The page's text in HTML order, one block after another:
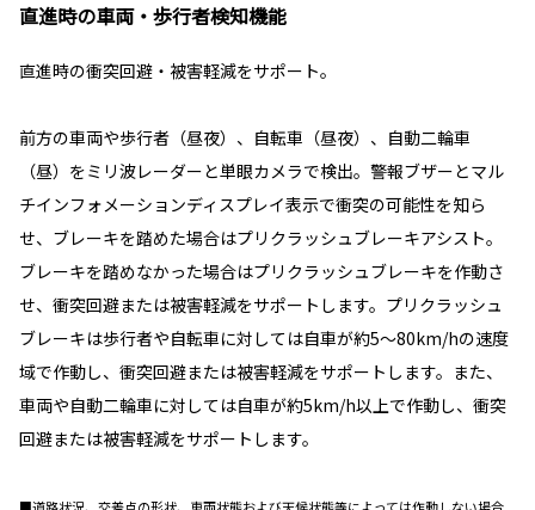
直進時の車両・歩行者検知機能
直進時の衝突回避・被害軽減をサポート。
前方の車両や歩行者（昼夜）、自転車（昼夜）、自動二輪車
（昼）をミリ波レーダーと単眼カメラで検出。警報ブザーとマル
チインフォメーションディスプレイ表示で衝突の可能性を知ら
せ、ブレーキを踏めた場合はプリクラッシュブレーキアシスト。
ブレーキを踏めなかった場合はプリクラッシュブレーキを作動さ
せ、衝突回避または被害軽減をサポートします。プリクラッシュ
ブレーキは歩行者や自転車に対しては自車が約5〜80km/hの速度
域で作動し、衝突回避または被害軽減をサポートします。また、
車両や自動二輪車に対しては自車が約5km/h以上で作動し、衝突
回避または被害軽減をサポートします。